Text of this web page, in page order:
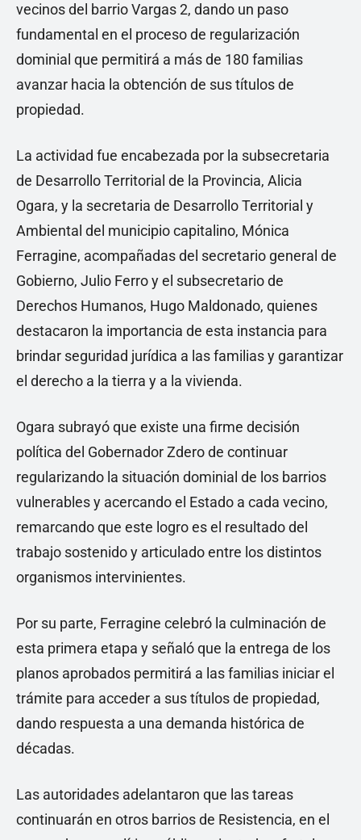
vecinos del barrio Vargas 2, dando un paso
fundamental en el proceso de regularización
dominial que permitirá a más de 180 familias
avanzar hacia la obtención de sus títulos de
propiedad.
La actividad fue encabezada por la subsecretaria
de Desarrollo Territorial de la Provincia, Alicia
Ogara, y la secretaria de Desarrollo Territorial y
Ambiental del municipio capitalino, Mónica
Ferragine, acompañadas del secretario general de
Gobierno, Julio Ferro y el subsecretario de
Derechos Humanos, Hugo Maldonado, quienes
destacaron la importancia de esta instancia para
brindar seguridad jurídica a las familias y garantizar
el derecho a la tierra y a la vivienda.
Ogara subrayó que existe una firme decisión
política del Gobernador Zdero de continuar
regularizando la situación dominial de los barrios
vulnerables y acercando el Estado a cada vecino,
remarcando que este logro es el resultado del
trabajo sostenido y articulado entre los distintos
organismos intervinientes.
Por su parte, Ferragine celebró la culminación de
esta primera etapa y señaló que la entrega de los
planos aprobados permitirá a las familias iniciar el
trámite para acceder a sus títulos de propiedad,
dando respuesta a una demanda histórica de
décadas.
Las autoridades adelantaron que las tareas
continuarán en otros barrios de Resistencia, en el